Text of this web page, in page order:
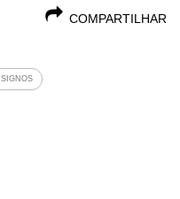
COMPARTILHAR
SIGNOS